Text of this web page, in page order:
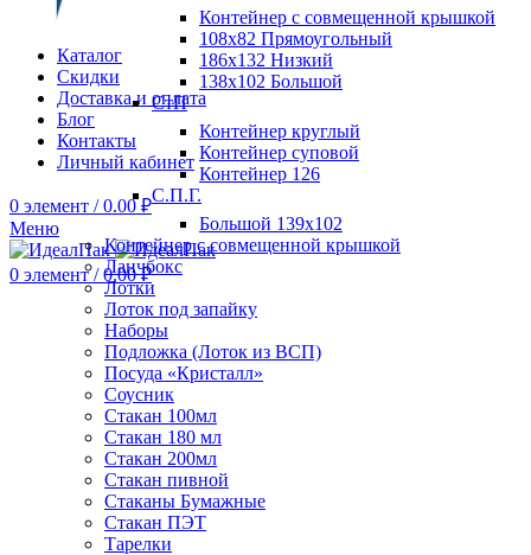
Каталог
Скидки
Доставка и оплата
Блог
Контакты
Личный кабинет
0 элемент / 0.00₽
Меню
0 элемент / 0.00₽
Контейнер с совмещенной крышкой
108х82 Прямоугольный
186х132 Низкий
138х102 Большой
СтП
Контейнер круглый
Контейнер суповой
Контейнер 126
С.П.Г.
Большой 139х102
Контейнер с совмещенной крышкой
Ланчбокс
Лотки
Лоток под запайку
Наборы
Подложка (Лоток из ВСП)
Посуда «Кристалл»
Соусник
Стакан 100мл
Стакан 180 мл
Стакан 200мл
Стакан пивной
Стаканы Бумажные
Стакан ПЭТ
Тарелки